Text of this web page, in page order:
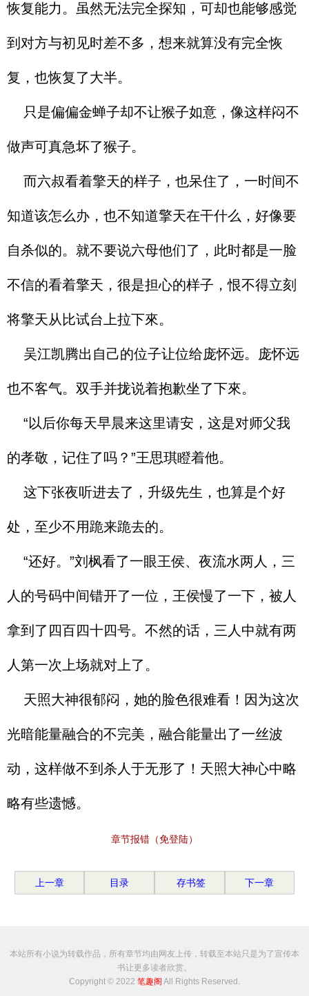
恢复能力。虽然无法完全探知，可却也能够感觉
到对方与初见时差不多，想来就算没有完全恢
复，也恢复了大半。
只是偏偏金蝉子却不让猴子如意，像这样闷不
做声可真急坏了猴子。
而六叔看着擎天的样子，也呆住了，一时间不
知道该怎么办，也不知道擎天在干什么，好像要
自杀似的。就不要说六母他们了，此时都是一脸
不信的看着擎天，很是担心的样子，恨不得立刻
将擎天从比试台上拉下來。
吴江凯腾出自己的位子让位给庞怀远。庞怀远
也不客气。双手并拢说着抱歉坐了下來。
“以后你每天早晨来这里请安，这是对师父我
的孝敬，记住了吗？”王思琪瞪着他。
这下张夜听进去了，升级先生，也算是个好
处，至少不用跪来跪去的。
“还好。”刘枫看了一眼王侯、夜流水两人，三
人的号码中间错开了一位，王侯慢了一下，被人
拿到了四百四十四号。不然的话，三人中就有两
人第一次上场就对上了。
天照大神很郁闷，她的脸色很难看！因为这次
光暗能量融合的不完美，融合能量出了一丝波
动，这样做不到杀人于无形了！天照大神心中略
略有些遗憾。
章节报错（免登陆）
上一章 目录 存书签 下一章
本站所有小说为转载作品，所有章节均由网友上传，转载至本站只是为了宣传本
书让更多读者欣赏。
Copyright © 2022 笔趣阁 All Rights Reserved.